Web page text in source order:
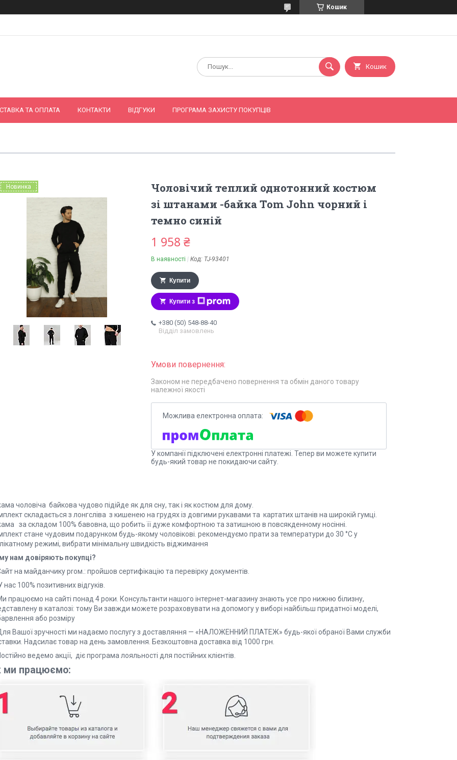
Кошик
Кошик
ТА ОПЛАТА КОНТАКТИ ВІДГУКИ ПРОГРАМА ЗАХИСТУ ПОКУПЦІВ
Новинка
Чоловічий теплий однотонний костюм
зі штанами -байка Tom John чорний і
темно синій
1 958 ₴
В наявності Код: TJ-93401
Купити
Купити з
+380 (50) 548-88-40
Відділ замовлень
Законом не передбачено повернення та обмін даного товару
належної якості
У компанії підключені електронні платежі. Тепер ви можете купити
будь-який товар не покидаючи сайту.
чоловіча байкова чудово підійде як для сну, так і як костюм для дому.
складається з лонгсліва з кишенею на грудях із довгими рукавами та картатих штанів на широкій гумці.
за складом 100% бавовна, що робить її дуже комфортною та затишною в повсякденному носінні.
стане чудовим подарунком будь-якому чоловікові. рекомендуємо прати за температури до 30 °C у
режимі, вибрати мінімальну швидкість віджимання
нам довіряють покупці?
на майданчику proм.: пройшов сертифікацію та перевірку документів.
нас 100% позитивних відгуків.
працюємо на сайті понад 4 роки. Консультанти нашого інтернет-магазину знають усе про нижню білизну,
в каталозі: тому Ви завжди можете розраховувати на допомогу у виборі найбільш придатної моделі,
або розміру
Вашої зручності ми надаємо послугу з доставляння — «НАЛОЖЕННИЙ ПЛАТЕЖ» будь-якої обраної Вами служби
Надсилає товар на день замовлення. Безкоштовна доставка від 1000 грн.
ведемо акції, діє програма лояльності для постійних клієнтів.
ми працюємо: